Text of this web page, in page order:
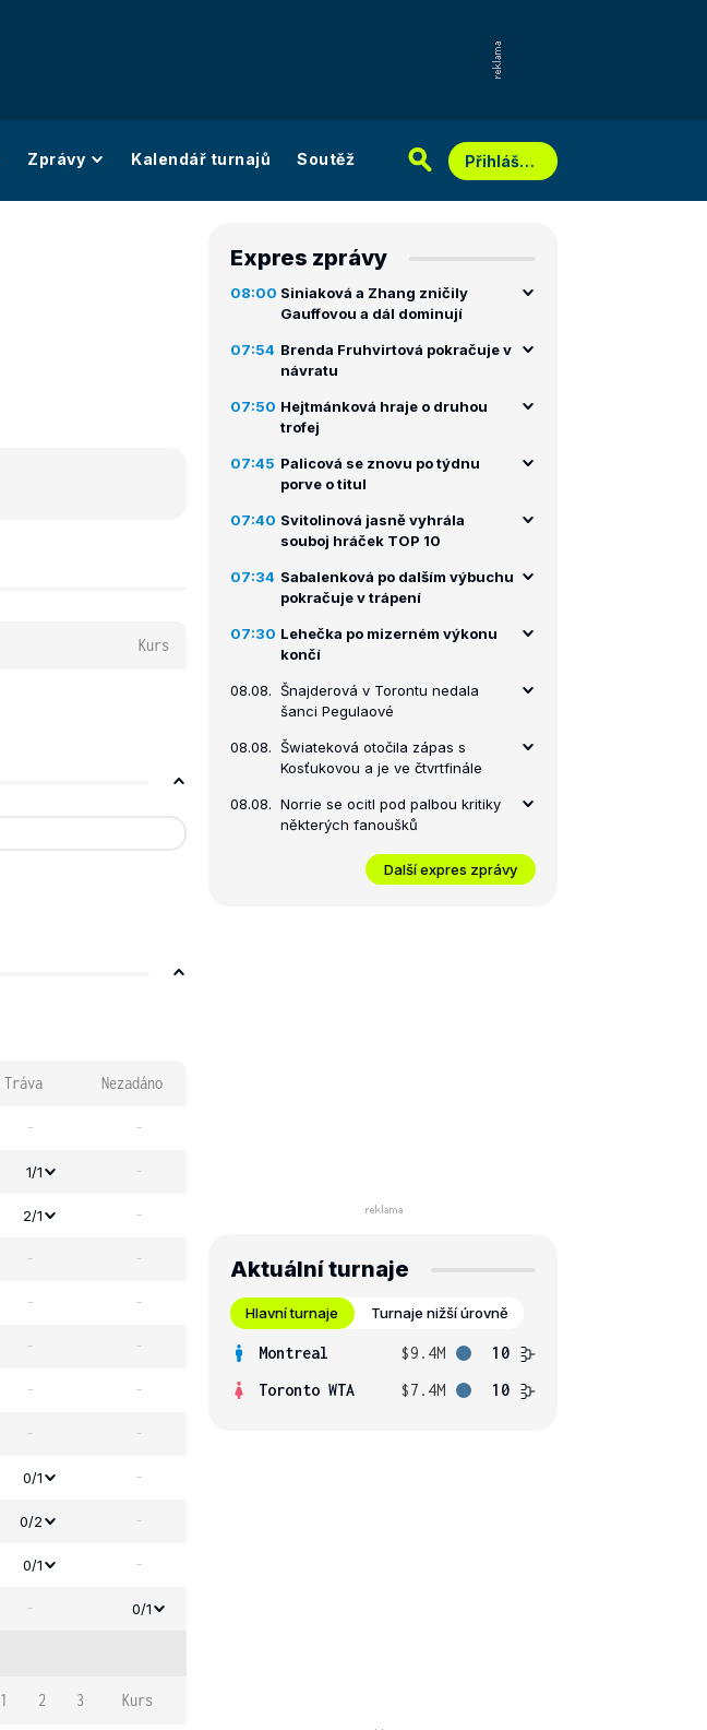
Zprávy Kalendář turnajů Soutěž Přihlášení
Kurs
Tráva Nezadáno
- -
1/1 -
2/1 -
- -
- -
- -
- -
- -
0/1 -
0/2 -
0/1 -
- 0/1
1 2 3 Kurs
Expres zprávy
08:00 Siniaková a Zhang zničily
Gauffovou a dál dominují
07:54 Brenda Fruhvirtová pokračuje v
návratu
07:50 Hejtmánková hraje o druhou
trofej
07:45 Palicová se znovu po týdnu
porve o titul
07:40 Svitolinová jasně vyhrála
souboj hráček TOP 10
07:34 Sabalenková po dalším výbuchu
pokračuje v trápení
07:30 Lehečka po mizerném výkonu
končí
08.08. Šnajderová v Torontu nedala
šanci Pegulaové
08.08. Šwiateková otočila zápas s
Kosťukovou a je ve čtvrtfinále
08.08. Norrie se ocitl pod palbou kritiky
některých fanoušků
Další expres zprávy
Aktuální turnaje
Hlavní turnaje Turnaje nižší úrovně
Montreal $9.4M
10
Toronto WTA
$7.4M 10